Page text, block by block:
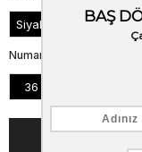
Siyah
Numara
36